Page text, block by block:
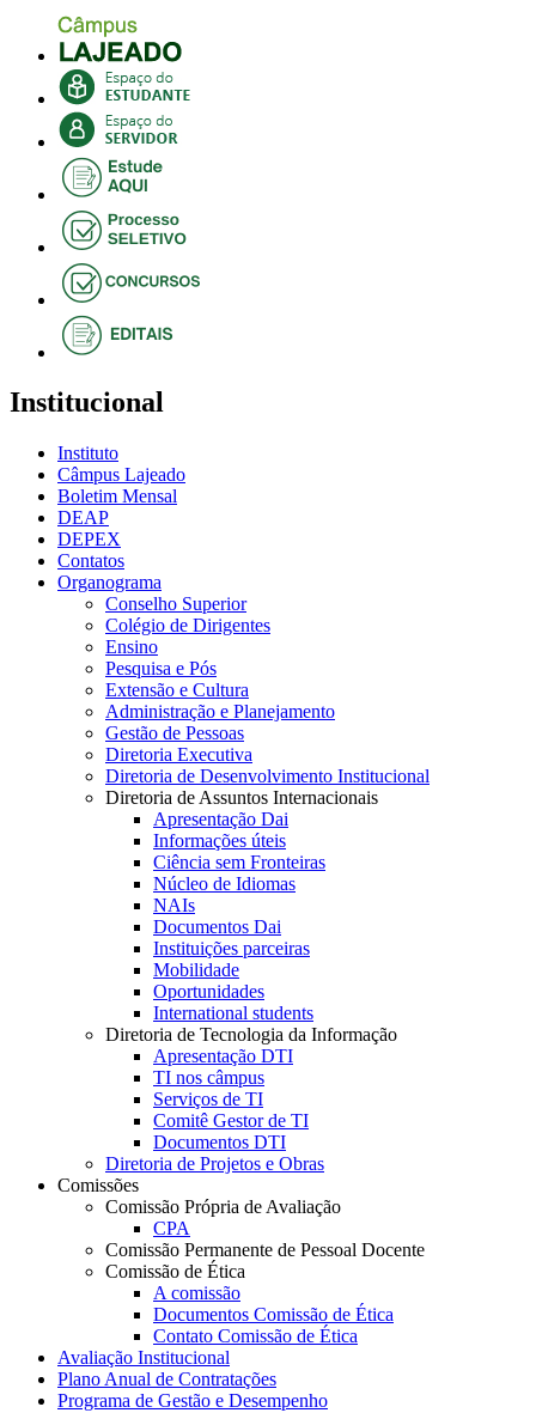
Institucional
Instituto
Câmpus Lajeado
Boletim Mensal
DEAP
DEPEX
Contatos
Organograma
Conselho Superior
Colégio de Dirigentes
Ensino
Pesquisa e Pós
Extensão e Cultura
Administração e Planejamento
Gestão de Pessoas
Diretoria Executiva
Diretoria de Desenvolvimento Institucional
Diretoria de Assuntos Internacionais
Apresentação Dai
Informações úteis
Ciência sem Fronteiras
Núcleo de Idiomas
NAIs
Documentos Dai
Instituições parceiras
Mobilidade
Oportunidades
International students
Diretoria de Tecnologia da Informação
Apresentação DTI
TI nos câmpus
Serviços de TI
Comitê Gestor de TI
Documentos DTI
Diretoria de Projetos e Obras
Comissões
Comissão Própria de Avaliação
CPA
Comissão Permanente de Pessoal Docente
Comissão de Ética
A comissão
Documentos Comissão de Ética
Contato Comissão de Ética
Avaliação Institucional
Plano Anual de Contratações
Programa de Gestão e Desempenho